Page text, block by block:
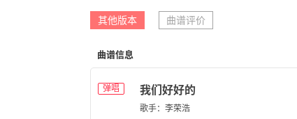
其他版本 曲谱评价
曲谱信息
弹唱 我们好好的
歌手：李荣浩